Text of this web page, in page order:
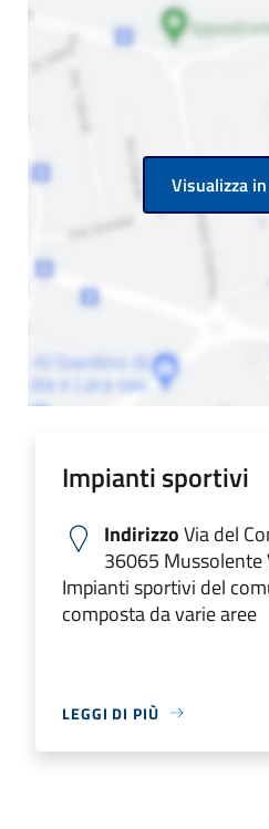
Visualizza
Impianti sportivi
IndirizzoVia del
36065 Mussolente
Impianti sportivi del
composta da varie aree
LEGGI DI PIÙ